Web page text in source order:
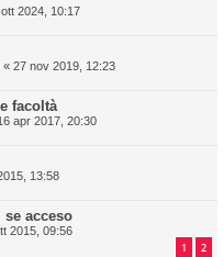
2024, 10:17
« 27 nov 2019, 12:23
facoltà
apr 2017, 20:30
13:58
acceso
2015, 09:56
1 2